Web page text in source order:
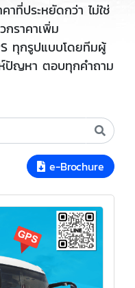
าที่ประหยัดกว่า ไม่ใช่
กราคาเพิ่ม
ทุกรูปแบบโดยทีมผู้
ปัญหา ตอบทุกคำถาม
e-Brochure